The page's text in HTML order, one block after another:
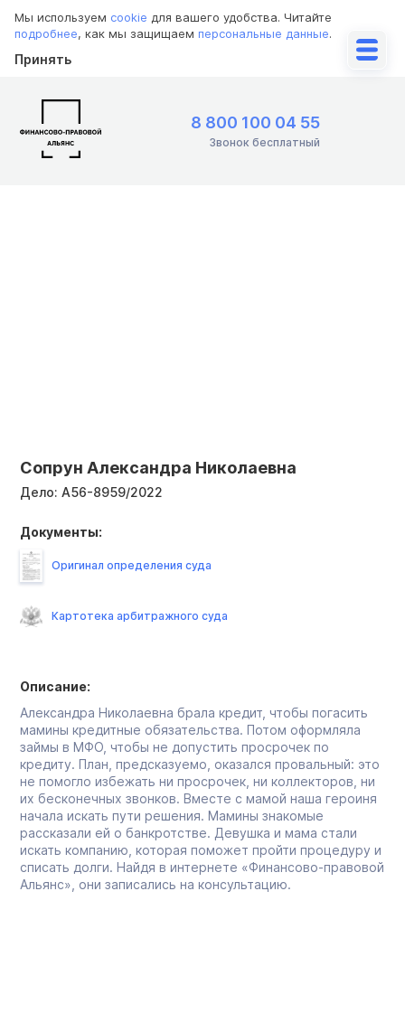
Мы используем cookie для вашего удобства. Читайте
подробнее, как мы защищаем персональные данные.
Принять
8 800 100 04 55
Звонок бесплатный
Сопрун Александра Николаевна
Дело: А56-8959/2022
Описание:
Александра Николаевна брала кредит, чтобы погасить
мамины кредитные обязательства. Потом оформляла
займы в МФО, чтобы не допустить просрочек по
кредиту. План, предсказуемо, оказался провальный: это
не помогло избежать ни просрочек, ни коллекторов, ни
их бесконечных звонков. Вместе с мамой наша героиня
начала искать пути решения. Мамины знакомые
рассказали ей о банкротстве. Девушка и мама стали
искать компанию, которая поможет пройти процедуру и
списать долги. Найдя в интернете «Финансово-правовой
Альянс», они записались на консультацию.
Документы:
Оригинал определения суда
Картотека арбитражного суда